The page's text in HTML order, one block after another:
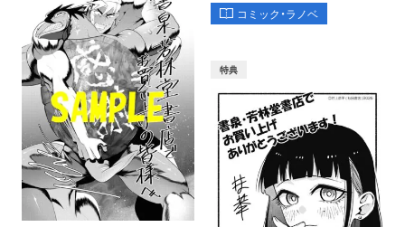
コミック・ラノベ
特典